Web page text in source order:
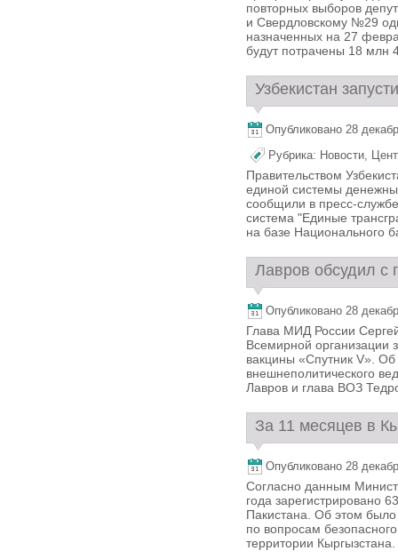
повторных выборов
и Свердловскому №29
назначенных на 27
будут потрачены 18 млн
Узбекистан
Опубликовано 28
Рубрика: Новости,
Правительством
единой системы
сообщили в пресс-
система "Единые
на базе Национального
Лавров обсудил с
Опубликовано 28
Глава МИД России
Всемирной организации
вакцины «Спутник V».
внешнеполитического
Лавров и глава ВОЗ
За 11 месяцев в
Опубликовано 28
Согласно данным
года зарегистрировано
Пакистана. Об этом
по вопросам
территории